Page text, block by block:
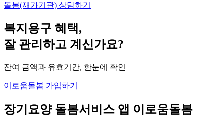
돌봄(재가기관) 상담하기
복지용구 혜택,
잘 관리하고 계신가요?
잔여 금액과 유효기간, 한눈에 확인
이로움돌봄 가입하기
장기요양 돌봄서비스 앱 이로움돌봄